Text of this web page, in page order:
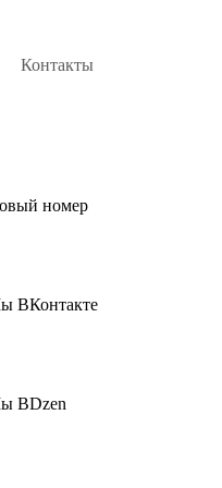
Контакты
номер
ВКонтакте
ВDzen